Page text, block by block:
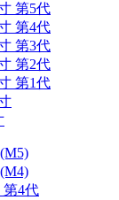
第5代
第4代
第3代
第2代
第1代
第4代